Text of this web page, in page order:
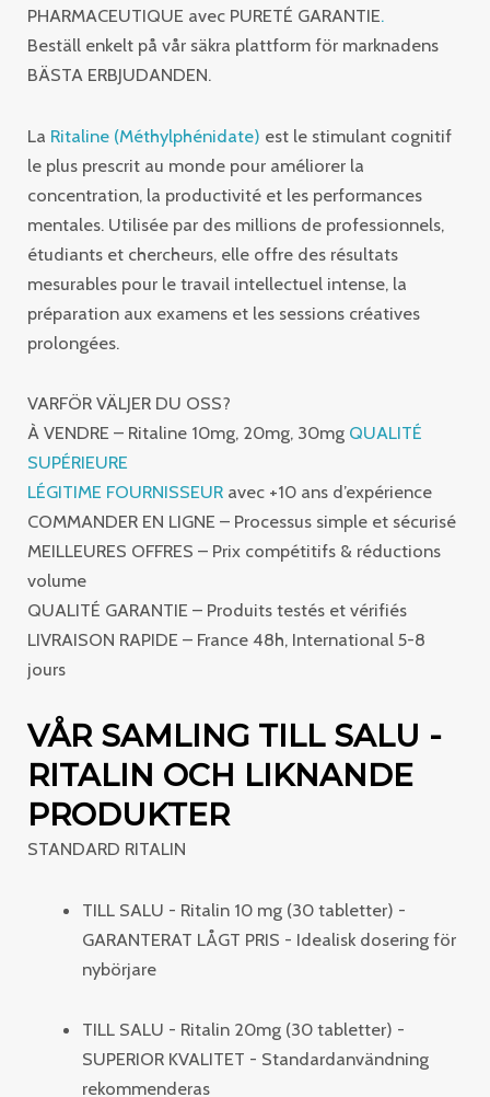
PHARMACEUTIQUE avec PURETÉ GARANTIE.
Beställ enkelt på vår säkra plattform för marknadens
BÄSTA ERBJUDANDEN.
La Ritaline (Méthylphénidate) est le stimulant cognitif
le plus prescrit au monde pour améliorer la
concentration, la productivité et les performances
mentales. Utilisée par des millions de professionnels,
étudiants et chercheurs, elle offre des résultats
mesurables pour le travail intellectuel intense, la
préparation aux examens et les sessions créatives
prolongées.
VARFÖR VÄLJER DU OSS?
À VENDRE – Ritaline 10mg, 20mg, 30mg QUALITÉ
SUPÉRIEURE
LÉGITIME FOURNISSEUR avec +10 ans d’expérience
COMMANDER EN LIGNE – Processus simple et sécurisé
MEILLEURES OFFRES – Prix compétitifs & réductions
volume
QUALITÉ GARANTIE – Produits testés et vérifiés
LIVRAISON RAPIDE – France 48h, International 5-8
jours
VÅR SAMLING TILL SALU -
RITALIN OCH LIKNANDE
PRODUKTER
STANDARD RITALIN
TILL SALU - Ritalin 10 mg (30 tabletter) -
GARANTERAT LÅGT PRIS - Idealisk dosering för
nybörjare
TILL SALU - Ritalin 20mg (30 tabletter) -
SUPERIOR KVALITET - Standardanvändning
rekommenderas